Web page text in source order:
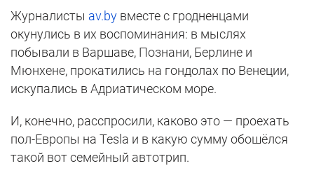
Журналисты av.by вместе с гродненцами
окунулись в их воспоминания: в мыслях
побывали в Варшаве, Познани, Берлине и
Мюнхене, прокатились на гондолах по Венеции,
искупались в Адриатическом море.
И, конечно, расспросили, каково это — проехать
пол-Европы на Tesla и в какую сумму обошёлся
такой вот семейный автотрип.